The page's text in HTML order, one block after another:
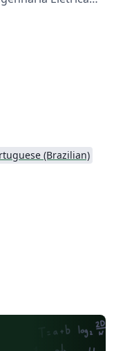
(UFPA).
(Brazilian)